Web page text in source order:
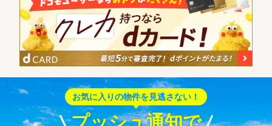
お気に入りの物件を見逃さない！